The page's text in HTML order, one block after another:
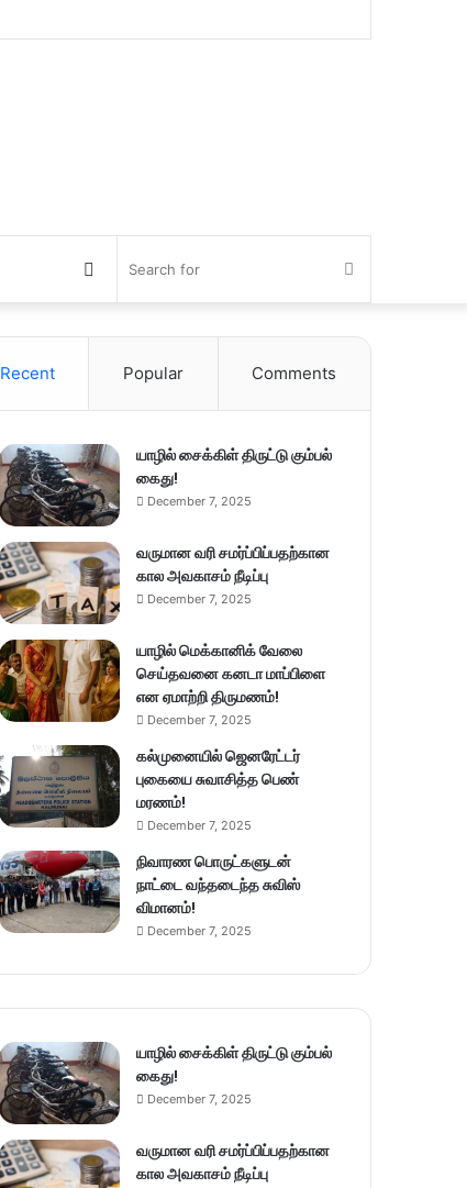
for
Switch
skin
Recent Popular Comments
யாழில் சைக்கிள் திருட்டு கும்பல்
கைது!
December 7, 2025
வருமான வரி சமர்ப்பிப்பதற்கான
கால அவகாசம் நீடிப்பு
December 7, 2025
யாழில் மெக்கானிக் வேலை
செய்தவனை கனடா மாப்பிளை
என ஏமாற்றி திருமணம்!
December 7, 2025
கல்முனையில் ஜெனரேட்டர்
புகையை சுவாசித்த பெண்
மரணம்!
December 7, 2025
நிவாரண பொருட்களுடன்
நாட்டை வந்தடைந்த சுவிஸ்
விமானம்!
December 7, 2025
யாழில் சைக்கிள் திருட்டு கும்பல்
கைது!
December 7, 2025
வருமான வரி சமர்ப்பிப்பதற்கான
கால அவகாசம் நீடிப்பு